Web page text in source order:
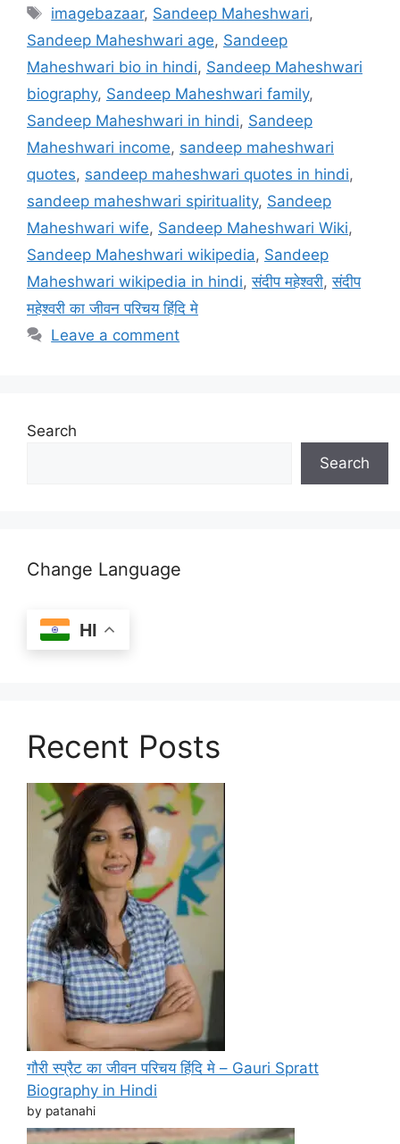
Tags
imagebazaar, Sandeep Maheshwari,
Sandeep Maheshwari age, Sandeep
Maheshwari bio in hindi, Sandeep Maheshwari
biography, Sandeep Maheshwari family,
Sandeep Maheshwari in hindi, Sandeep
Maheshwari income, sandeep maheshwari
quotes, sandeep maheshwari quotes in hindi,
sandeep maheshwari spirituality, Sandeep
Maheshwari wife, Sandeep Maheshwari Wiki,
Sandeep Maheshwari wikipedia, Sandeep
Maheshwari wikipedia in hindi,संदीप महेश्वरी,संदीप
महेश्वरी का जीवन परिचय हिंदि मे
Leave a comment
Search
Search
Change Language
HI
Recent Posts
गौरी स्प्रैट का जीवन परिचय हिंदि मे – Gauri Spratt
Biography in Hindi
by patanahi